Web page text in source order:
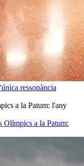
ressonància
Olímpics a la Patum: